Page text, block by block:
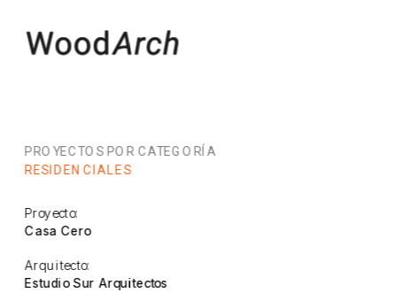
PROYECTOS POR CATEGORÍA
RESIDENCIALES
Proyecto:
Casa Cero
Arquitecto:
Estudio Sur Arquitectos